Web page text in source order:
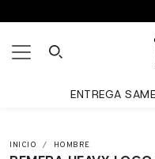
ENTREGA
INICIO HOMBRE